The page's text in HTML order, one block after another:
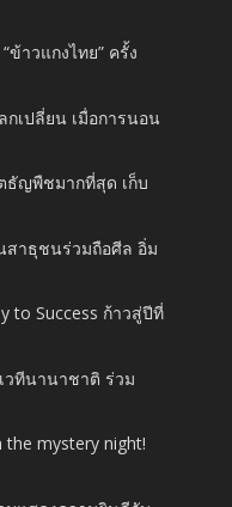
ข้าวแกงไทย” ครั้ง
เปลี่ยน เมื่อการนอน
ธัญพืชมากที่สุด เก็บ
สาธุชนร่วมถือศีล อิ่ม
to Success ก้าวสู่ปีที่
วทีนานาชาติ ร่วม
the mystery night!